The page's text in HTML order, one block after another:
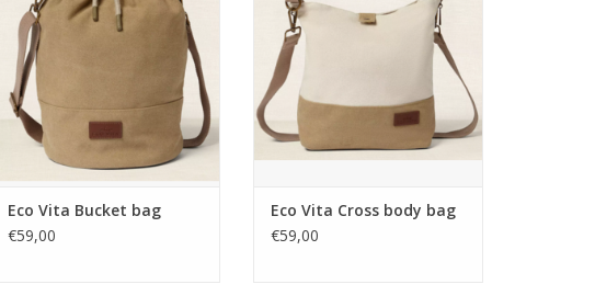
Eco Vita Bucket bag
€59,00
Eco Vita Cross body bag
€59,00